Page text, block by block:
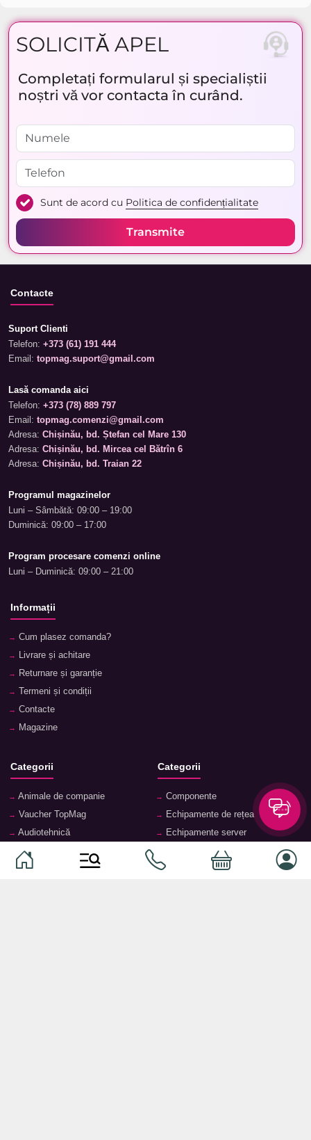
SOLICITĂ APEL
Completați formularul și specialiștii
noștri vă vor contacta în curând.
Sunt de acord cu Politica de confidențialitate
Transmite
Contacte
Suport Clienti
Telefon: +373 (61) 191 444
Email: topmag.suport@gmail.com
Lasă comanda aici
Telefon: +373 (78) 889 797
Email: topmag.comenzi@gmail.com
Adresa: Chișinău, bd. Ștefan cel Mare 130
Adresa: Chișinău, bd. Mircea cel Bătrîn 6
Adresa: Chișinău, bd. Traian 22
Programul magazinelor
Luni – Sâmbătă: 09:00 – 19:00
Duminică: 09:00 – 17:00
Program procesare comenzi online
Luni – Duminică: 09:00 – 21:00
Informații
Cum plasez comanda?
Livrare și achitare
Returnare și garanție
Termeni și condiții
Contacte
Magazine
Categorii
Animale de companie
Vaucher TopMag
Audiotehnică
Căști
Smartphone-uri
Categorii
Componente
Echipamente de rețea
Echipamente server
Living